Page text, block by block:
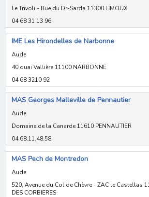
Le Trivoli - Rue du Dr-Sarda 11300 LIMOUX
04 68 31 13 96
IME Les Hirondelles de Narbonne
Aude
40 quai Vallière 11100 NARBONNE
04 68 3210 92
MAS Georges Malleville de Pennautier
Aude
Domaine de la Canarde 11610 PENNAUTIER
04.68.11.48.58.
MAS Pech de Montredon
Aude
520, Avenue du Col de Chèvre - ZAC le Castellas
DES CORBIERES